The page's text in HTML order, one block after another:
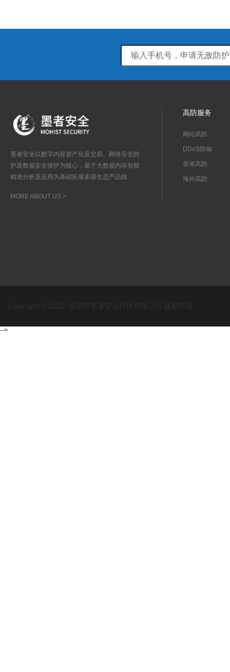
墨者安全以数字内容资产化及交易、网络安全防
护及数据安全保护为核心，基于大数据内容智能
精准分析及应用为基础拓展多级生态产品线
MORE ABOUT US >
高防服务
网站高防
DDoS防御
香港高防
海外高防
-->